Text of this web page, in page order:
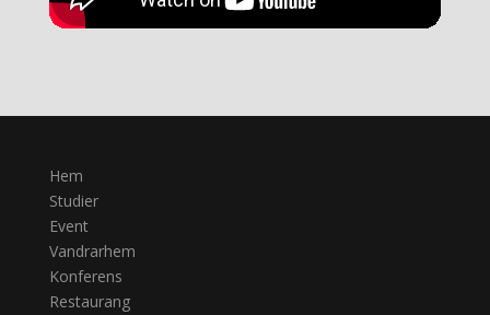
Hem
Studier
Event
Vandrarhem
Konferens
Restaurang